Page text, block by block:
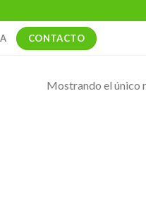
CONTACTO
Mostrando el único